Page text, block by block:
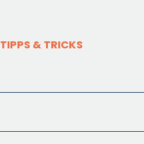
TIPPS & TRICKS